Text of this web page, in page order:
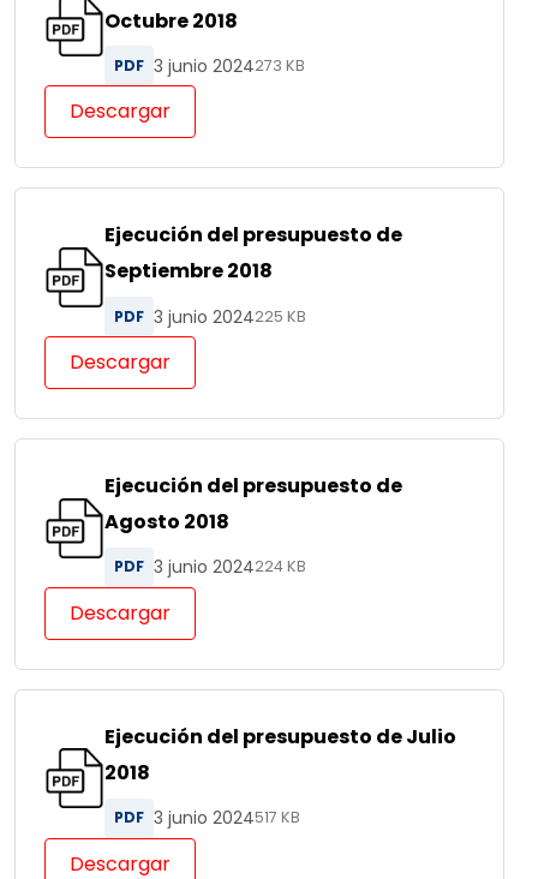
Octubre 2018
PDF 3 junio 2024273 KB
Descargar
Ejecución del presupuesto de
Septiembre 2018
PDF 3 junio 2024225 KB
Descargar
Ejecución del presupuesto de
Agosto 2018
PDF 3 junio 2024224 KB
Descargar
Ejecución del presupuesto de Julio
2018
PDF 3 junio 2024517 KB
Descargar